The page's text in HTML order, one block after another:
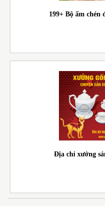
199+ Bộ ấm chén
Địa chỉ xưởng